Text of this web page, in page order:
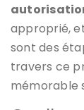
approprié,
sont des
travers ce
mémorable